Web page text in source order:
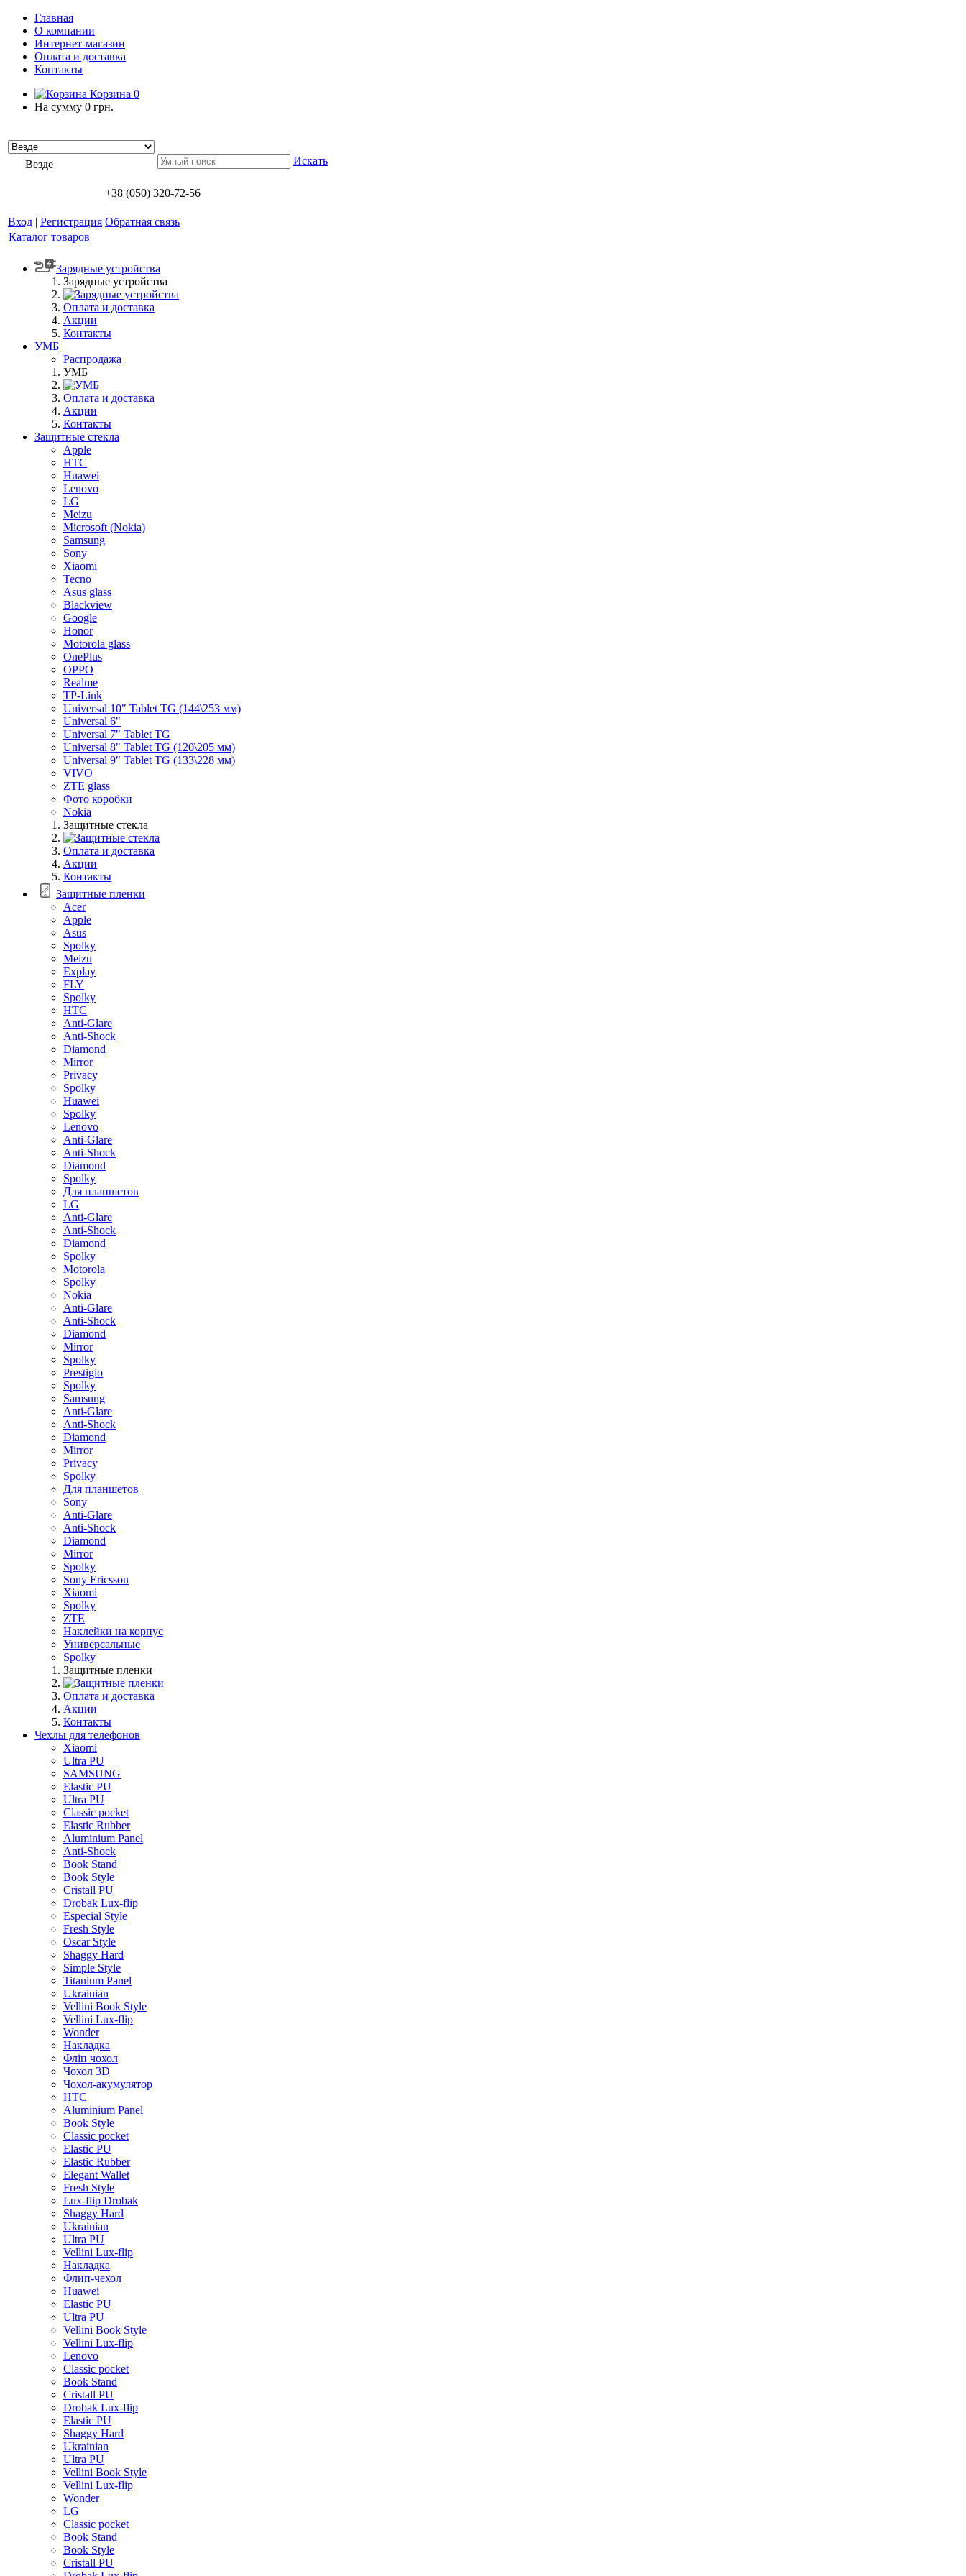
Главная
О компании
Интернет-магазин
Оплата и доставка
Контакты
Корзина 0
На сумму 0 грн.
Везде Искать
+38 (050) 320-72-56
Вход | Регистрация Обратная связь
Каталог товаров
Зарядные устройства
Зарядные устройства
Оплата и доставка
Акции
Контакты
УМБ
Распродажа
УМБ
Оплата и доставка
Акции
Контакты
Защитные стекла
Apple
HTC
Huawei
Lenovo
LG
Meizu
Microsoft (Nokia)
Samsung
Sony
Xiaomi
Tecno
Asus glass
Blackview
Google
Honor
Motorola glass
OnePlus
OPPO
Realme
TP-Link
Universal 10" Tablet TG (144\253 мм)
Universal 6"
Universal 7" Tablet TG
Universal 8" Tablet TG (120\205 мм)
Universal 9" Tablet TG (133\228 мм)
VIVO
ZTE glass
Фото коробки
Nokia
Защитные стекла
Оплата и доставка
Акции
Контакты
Защитные пленки
Acer
Apple
Asus
Spolky
Meizu
Explay
FLY
Spolky
HTC
Anti-Glare
Anti-Shock
Diamond
Mirror
Privacy
Spolky
Huawei
Spolky
Lenovo
Anti-Glare
Anti-Shock
Diamond
Spolky
Для планшетов
LG
Anti-Glare
Anti-Shock
Diamond
Spolky
Motorola
Spolky
Nokia
Anti-Glare
Anti-Shock
Diamond
Mirror
Spolky
Prestigio
Spolky
Samsung
Anti-Glare
Anti-Shock
Diamond
Mirror
Privacy
Spolky
Для планшетов
Sony
Anti-Glare
Anti-Shock
Diamond
Mirror
Spolky
Sony Ericsson
Xiaomi
Spolky
ZTE
Наклейки на корпус
Универсальные
Spolky
Защитные пленки
Оплата и доставка
Акции
Контакты
Чехлы для телефонов
Xiaomi
Ultra PU
SAMSUNG
Elastic PU
Ultra PU
Classic pocket
Elastic Rubber
Aluminium Panel
Anti-Shock
Book Stand
Book Style
Cristall PU
Drobak Lux-flip
Especial Style
Fresh Style
Oscar Style
Shaggy Hard
Simple Style
Titanium Panel
Ukrainian
Vellini Book Style
Vellini Lux-flip
Wonder
Накладка
Фліп чохол
Чохол 3D
Чохол-акумулятор
HTC
Aluminium Panel
Book Style
Classic pocket
Elastic PU
Elastic Rubber
Elegant Wallet
Fresh Style
Lux-flip Drobak
Shaggy Hard
Ukrainian
Ultra PU
Vellini Lux-flip
Накладка
Флип-чехол
Huawei
Elastic PU
Ultra PU
Vellini Book Style
Vellini Lux-flip
Lenovo
Classic pocket
Book Stand
Cristall PU
Drobak Lux-flip
Elastic PU
Shaggy Hard
Ukrainian
Ultra PU
Vellini Book Style
Vellini Lux-flip
Wonder
LG
Classic pocket
Book Stand
Book Style
Cristall PU